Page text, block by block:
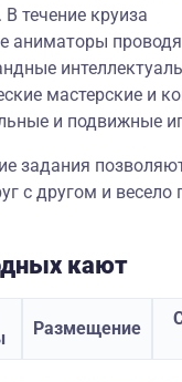
течение круиза
аниматоры
мастерские и
и подвижные
задания
с другом и весело
кают
Размещение